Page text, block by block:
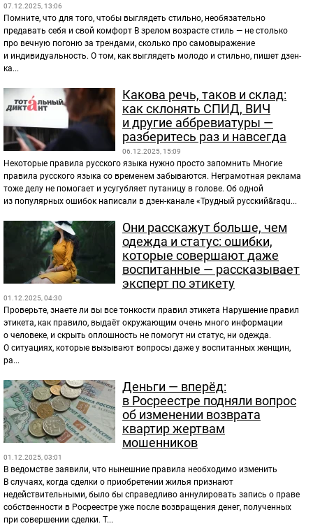
07.12.2025, 13:06
Помните, что для того, чтобы выглядеть стильно, необязательно
предавать себя и свой комфорт В зрелом возрасте стиль — не столько
про вечную погоню за трендами, сколько про самовыражение
и индивидуальность. О том, как выглядеть молодо и стильно, пишет дзен-
ка...
Какова речь, таков и склад:
как склонять СПИД, ВИЧ
и другие аббревиатуры —
разберитесь раз и навсегда
06.12.2025, 15:09
Некоторые правила русского языка нужно просто запомнить Многие
правила русского языка со временем забываются. Неграмотная реклама
тоже делу не помогает и усугубляет путаницу в голове. Об одной
из популярных ошибок написали в дзен-канале «Трудный русский&raqu...
Они расскажут больше, чем
одежда и статус: ошибки,
которые совершают даже
воспитанные — рассказывает
эксперт по этикету
01.12.2025, 04:30
Проверьте, знаете ли вы все тонкости правил этикета Нарушение правил
этикета, как правило, выдаёт окружающим очень много информации
о человеке, и скрыть оплошность не помогут ни статус, ни одежда.
О ситуациях, которые вызывают вопросы даже у воспитанных женщин,
ра...
Деньги — вперёд:
в Росреестре подняли вопрос
об изменении возврата
квартир жертвам
мошенников
01.12.2025, 03:01
В ведомстве заявили, что нынешние правила необходимо изменить
В случаях, когда сделки о приобретении жилья признают
недействительными, было бы справедливо аннулировать запись о праве
собственности в Росреестре уже после возвращения денег, полученных
при совершении сделки. Т...